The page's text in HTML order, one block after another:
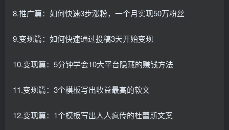
8.推广篇：如何快速3步涨粉，一个月实现50万粉丝
9.变现篇：如何快速通过投稿3天开始变现
10.变现篇：5分钟学会10大平台隐藏的赚钱方法
11.变现篇：3个模板写出收益最高的软文
12.变现篇：1个模板写出人人疯传的杜蕾斯文案